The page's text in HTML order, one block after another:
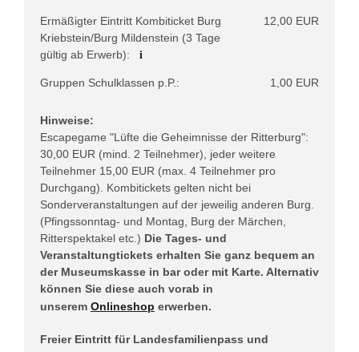
Ermäßigter Eintritt Kombiticket Burg
Kriebstein/Burg Mildenstein (3 Tage
gültig ab Erwerb):
i
12,00 EUR
Gruppen Schulklassen p.P.: 1,00 EUR
Hinweise:
Escapegame "Lüfte die Geheimnisse der Ritterburg":
30,00 EUR (mind. 2 Teilnehmer), jeder weitere
Teilnehmer 15,00 EUR (max. 4 Teilnehmer pro
Durchgang). Kombitickets gelten nicht bei
Sonderveranstaltungen auf der jeweilig anderen Burg.
(Pfingssonntag- und Montag, Burg der Märchen,
Ritterspektakel etc.) Die Tages- und
Veranstaltungtickets erhalten Sie ganz bequem an
der Museumskasse in bar oder mit Karte. Alternativ
können Sie diese auch vorab in
unserem Onlineshop erwerben.
Freier Eintritt für Landesfamilienpass und